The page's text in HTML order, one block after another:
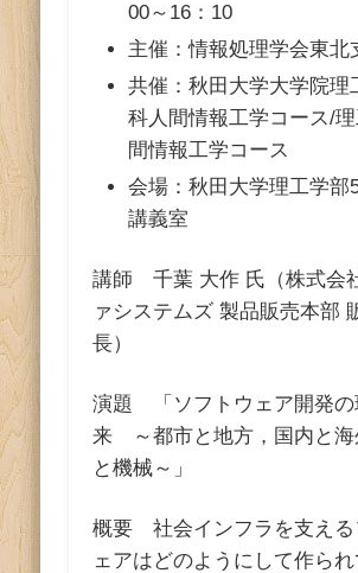
00～16：10
主催：情報処理学会東北
共催：秋田大学大学院理
科人間情報工学コース/
間情報工学コース
会場：秋田大学理工学部
講義室
講師 千葉 大作 氏（株式会
ァシステムズ 製品販売本部
長）
演題 「ソフトウェア開発の
来 ～都市と地方，国内と海
と機械～」
概要 社会インフラを支える
ェアはどのようにして作ら